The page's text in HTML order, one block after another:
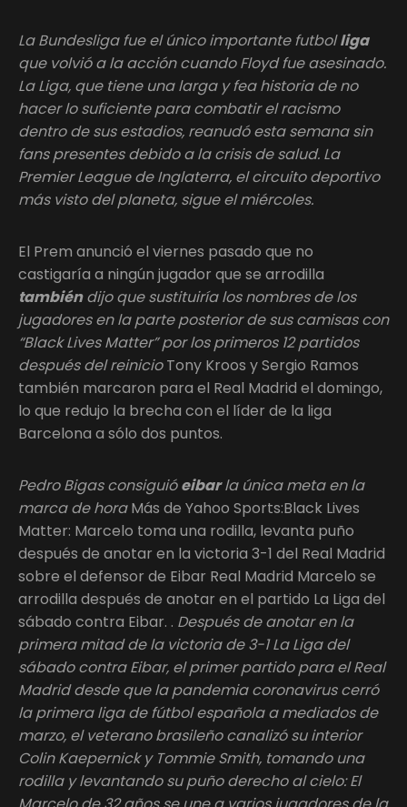
La Bundesliga fue el único importante futbolliga
que volvió a la acción cuando Floyd fue asesinado.
La Liga, que tiene una larga y fea historia de no
hacer lo suficiente para combatir el racismo
dentro de sus estadios, reanudó esta semana sin
fans presentes debido a la crisis de salud. La
Premier League de Inglaterra, el circuito deportivo
más visto del planeta, sigue el miércoles.
El Prem anunció el viernes pasado que no
castigaría a ningún jugador que se arrodilla
tambiéndijo que sustituiría los nombres de los
jugadores en la parte posterior de sus camisas con
“Black Lives Matter” por los primeros 12 partidos
después del reinicioTony Kroos y Sergio Ramos
también marcaron para el Real Madrid el domingo,
lo que redujo la brecha con el líder de la liga
Barcelona a sólo dos puntos.
Pedro Bigas consiguióeibarla única meta en la
marca de horaMás de Yahoo Sports:Black Lives
Matter: Marcelo toma una rodilla, levanta puño
después de anotar en la victoria 3-1 del Real Madrid
sobre el defensor de Eibar Real Madrid Marcelo se
arrodilla después de anotar en el partido La Liga del
sábado contra Eibar. . Después de anotar en la
primera mitad de la victoria de 3-1 La Liga del
sábado contra Eibar, el primer partido para el Real
Madrid desde que la pandemia coronavirus cerró
la primera liga de fútbol española a mediados de
marzo, el veterano brasileño canalizó su interior
Colin Kaepernick y Tommie Smith, tomando una
rodilla y levantando su puño derecho al cielo: El